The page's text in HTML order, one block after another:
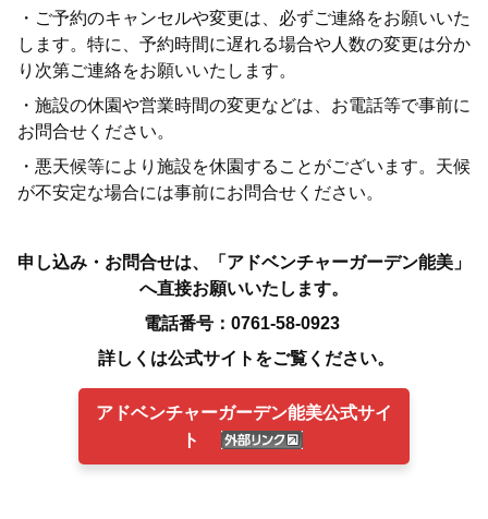
・ご予約のキャンセルや変更は、必ずご連絡をお願いいた
します。特に、予約時間に遅れる場合や人数の変更は分か
り次第ご連絡をお願いいたします。
・施設の休園や営業時間の変更などは、お電話等で事前に
お問合せください。
・悪天候等により施設を休園することがございます。天候
が不安定な場合には事前にお問合せください。
申し込み・お問合せは、「アドベンチャーガーデン能美」
へ直接お願いいたします。
電話番号：0761-58-0923
詳しくは公式サイトをご覧ください。
アドベンチャーガーデン能美公式サイ
ト